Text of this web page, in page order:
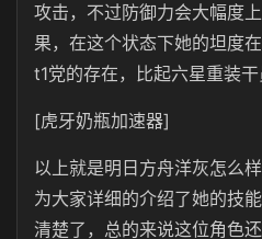
攻击，不过防御力会大幅度
果，在这个状态下她的坦度
t1党的存在，比起六星重装干
[虎牙奶瓶加速器]
以上就是明日方舟洋灰怎么
为大家详细的介绍了她的技
清楚了，总的来说这位角色